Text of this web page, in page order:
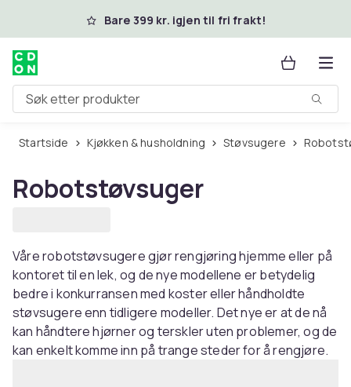
Hopp til hovedinnholdBare 399 kr. igjen til fri frakt!
Søk etter produkter
Startside Kjøkken & husholdning Støvsugere
Robotstøvsuger
Våre robotstøvsugere gjør rengjøring hjemme eller på
kontoret til en lek, og de nye modellene er betydelig
bedre i konkurransen med koster eller håndholdte
støvsugere enn tidligere modeller. Det nye er at de nå
kan håndtere hjørner og terskler uten problemer, og de
kan enkelt komme inn på trange steder for å rengjøre.